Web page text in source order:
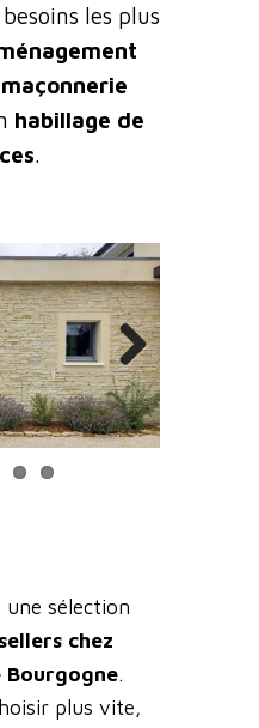
les plus
maçonnerie
habillage de
.
Next
sélection
chez
Bourgogne.
plus vite,